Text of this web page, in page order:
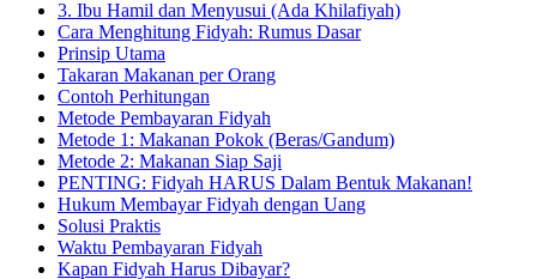
3. Ibu Hamil dan Menyusui (Ada Khilafiyah)
Cara Menghitung Fidyah: Rumus Dasar
Prinsip Utama
Takaran Makanan per Orang
Contoh Perhitungan
Metode Pembayaran Fidyah
Metode 1: Makanan Pokok (Beras/Gandum)
Metode 2: Makanan Siap Saji
PENTING: Fidyah HARUS Dalam Bentuk Makanan!
Hukum Membayar Fidyah dengan Uang
Solusi Praktis
Waktu Pembayaran Fidyah
Kapan Fidyah Harus Dibayar?